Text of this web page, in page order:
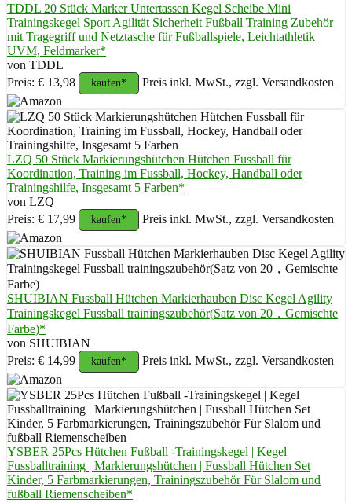
TDDL 20 Stück Marker Untertassen Kegel Scheibe Mini
Trainingskegel Sport Agilität Sicherheit Fußball Training Zubehör
mit Tragegriff und Netztasche für Fußballspiele, Leichtathletik
UVM, Feldmarker*
von TDDL
Preis: € 13,98
kaufen* Preis inkl. MwSt., zzgl. Versandkosten
LZQ 50 Stück Markierungshütchen Hütchen Fussball für
Koordination, Training im Fussball, Hockey, Handball oder
Trainingshilfe, Insgesamt 5 Farben*
von LZQ
Preis: € 17,99
kaufen* Preis inkl. MwSt., zzgl. Versandkosten
SHUIBIAN Fussball Hütchen Markierhauben Disc Kegel Agility
Trainingskegel Fussball trainingszubehör(Satz von 20，Gemischte
Farbe)*
von SHUIBIAN
Preis: € 14,99
kaufen* Preis inkl. MwSt., zzgl. Versandkosten
YSBER 25Pcs Hütchen Fußball -Trainingskegel | Kegel
Fussballtraining | Markierungshütchen | Fussball Hütchen Set
Kinder, 5 Farbmarkierungen, Trainingszubehör Für Slalom und
fußball Riemenscheiben*